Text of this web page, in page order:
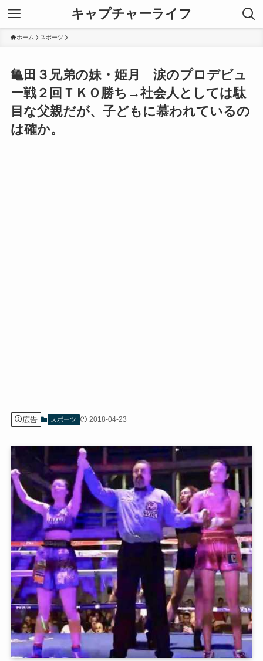
キャプチャーライフ
ホーム スポーツ
亀田３兄弟の妹・姫月 涙のプロデビュ
ー戦２回ＴＫＯ勝ち→社会人としては駄
目な父親だが、子どもに慕われているの
は確か。
広告 スポーツ 2018-04-23